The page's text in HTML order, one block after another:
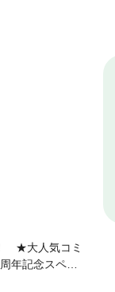
★大人気コミ
記念スペシ
深町碧）カラ